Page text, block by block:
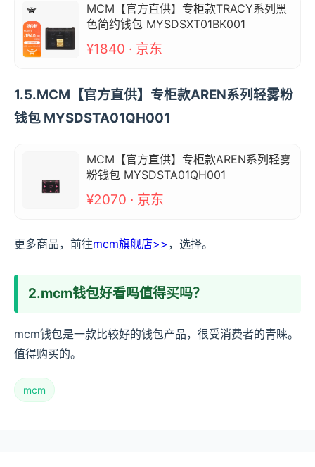
MCM【官方直供】专柜款TRACY系列黑
色简约钱包 MYSDSXT01BK001
¥1840 · 京东
1.5.MCM【官方直供】专柜款AREN系列轻雾粉
钱包 MYSDSTA01QH001
MCM【官方直供】专柜款AREN系列轻雾
粉钱包 MYSDSTA01QH001
¥2070 · 京东
更多商品，前往mcm旗舰店>> ，选择。
2.mcm钱包好看吗值得买吗？
mcm钱包是一款比较好的钱包产品，很受消费者的青睐。
值得购买的。
mcm